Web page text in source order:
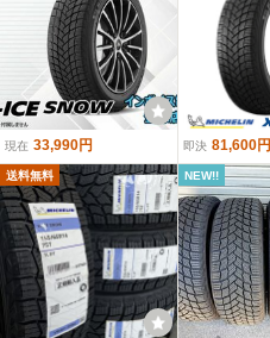
現在 33,990円 即決 81,600円
送料無料 NEW!!